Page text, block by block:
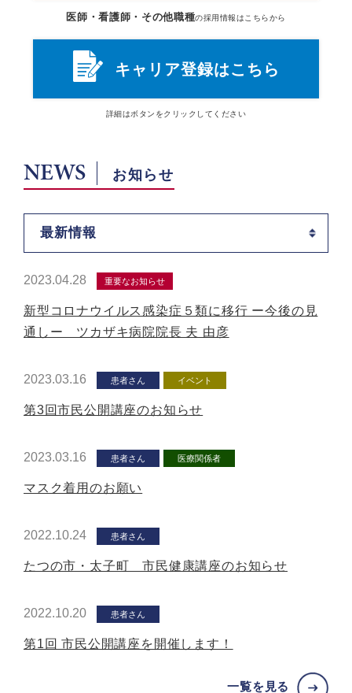
医師・看護師・その他職種の採用情報はこちらから
キャリア登録はこちら
詳細はボタン をクリックしてください
NEWS お知らせ
最新情報
2023.04.28 重要なお知らせ
新型コロナウイルス感染症５類に移行 ー今後の見
通しー ツカザキ病院院長 夫 由彦
2023.03.16 患者さん イベント
第3回市民公開講座のお知らせ
2023.03.16 患者さん 医療関係者
マスク着用のお願い
2022.10.24 患者さん
たつの市・太子町 市民健康講座のお知らせ
2022.10.20 患者さん
第1回 市民公開講座を開催します！
一覧を見る